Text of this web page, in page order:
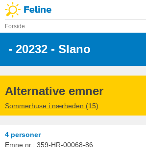
Forside
- 20232 - Slano
Alternative emner
Sommerhuse i nærheden (15)
4 personer
Emne nr.: 359-HR-00068-86